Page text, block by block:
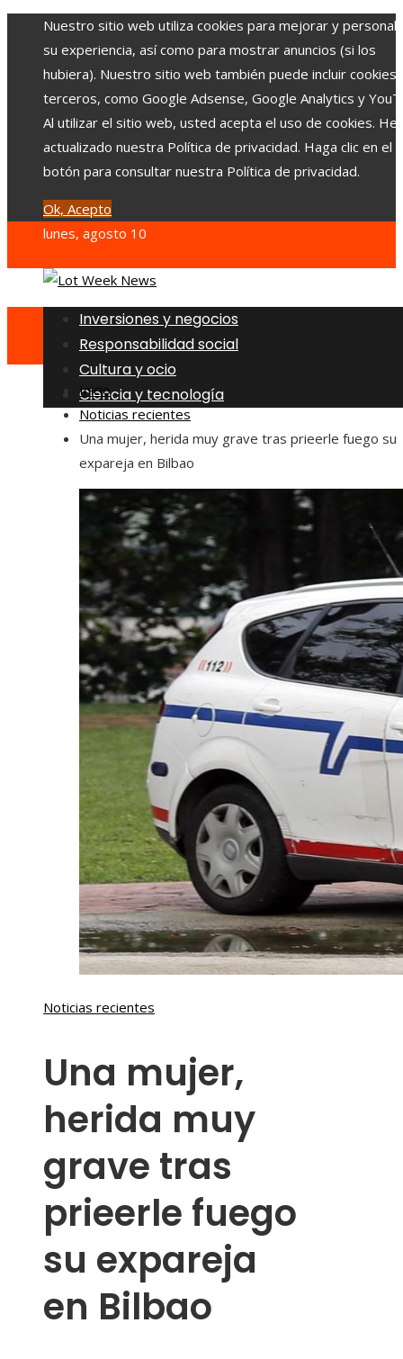
Nuestro sitio web utiliza cookies para mejorar y
su experiencia, así como para mostrar anuncios (si los
hubiera). Nuestro sitio web también puede incluir cookies
terceros, como Google Adsense, Google Analytics y
Al utilizar el sitio web, usted acepta el uso de cookies.
actualizado nuestra Política de privacidad. Haga clic en el
botón para consultar nuestra Política de privacidad.
Ok, Acepto
lunes, agosto 10
Inversiones y negocios
Responsabilidad social
Cultura y ocio
Ciencia y tecnología
Inicio
Noticias recientes
Una mujer, herida muy grave tras prieerle fuego su
expareja en Bilbao
Noticias recientes
Una mujer,
herida muy
grave tras
prieerle fuego
su expareja
en Bilbao